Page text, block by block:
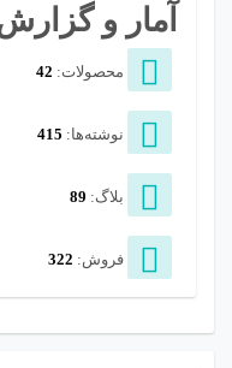
آمار و
محصولات: 42
نوشته‌ها: 415
بلاگ: 89
فروش: 322